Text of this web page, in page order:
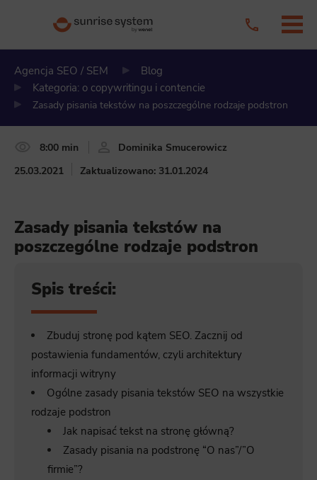
Agencja SEO / SEM
Blog
Kategoria: o copywritingu i contencie
Zasady pisania tekstów na poszczególne rodzaje podstron
8:00 min
Dominika Smucerowicz
25.03.2021
Zaktualizowano: 31.01.2024
Zasady pisania tekstów na
poszczególne rodzaje podstron
Spis treści:
Zbuduj stronę pod kątem SEO. Zacznij od
postawienia fundamentów, czyli architektury
informacji witryny
Ogólne zasady pisania tekstów SEO na wszystkie
rodzaje podstron
Jak napisać tekst na stronę główną?
Zasady pisania na podstronę “O nas”/”O
firmie”?